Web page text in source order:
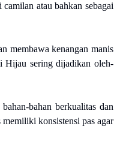
atau bahkan sebagai
membawa kenangan manis
Hijau sering dijadikan oleh-
bahan berkualitas dan
konsistensi pas agar